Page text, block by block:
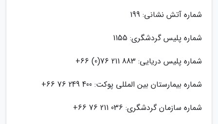
شماره آتش نشانی: 199
شماره پلیس گردشگری: 1155
شماره پلیس دریایی: 883 211 76(0) 66+
شماره بیمارستان بین المللی پوکت: 400 249 76 66+
شماره سازمان گردشگری: 036 211 76 66+